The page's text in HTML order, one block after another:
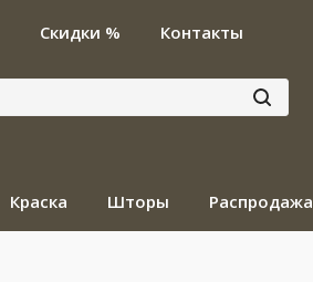
Скидки % Контакты
Краска Шторы Распродажа